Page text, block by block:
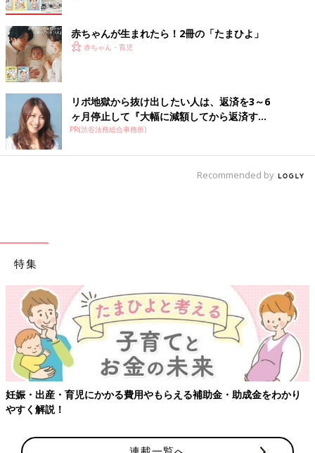
赤ちゃんが生まれたら！2冊の「たまひよ」
赤ちゃん・育児
リボ地獄から抜け出したい人は、返済を3～6
ヶ月停止して『大幅に減額してから返済す...
PR(渋谷法務総合事務所)
Recommended by
特集
かり 【ワクチン接種できるものも】妊婦の感染症対策、知って